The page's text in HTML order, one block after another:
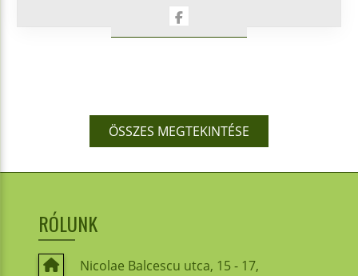
ÖSSZES MEGTEKINTÉSE
RÓLUNK
Nicolae Balcescu utca, 15 - 17,